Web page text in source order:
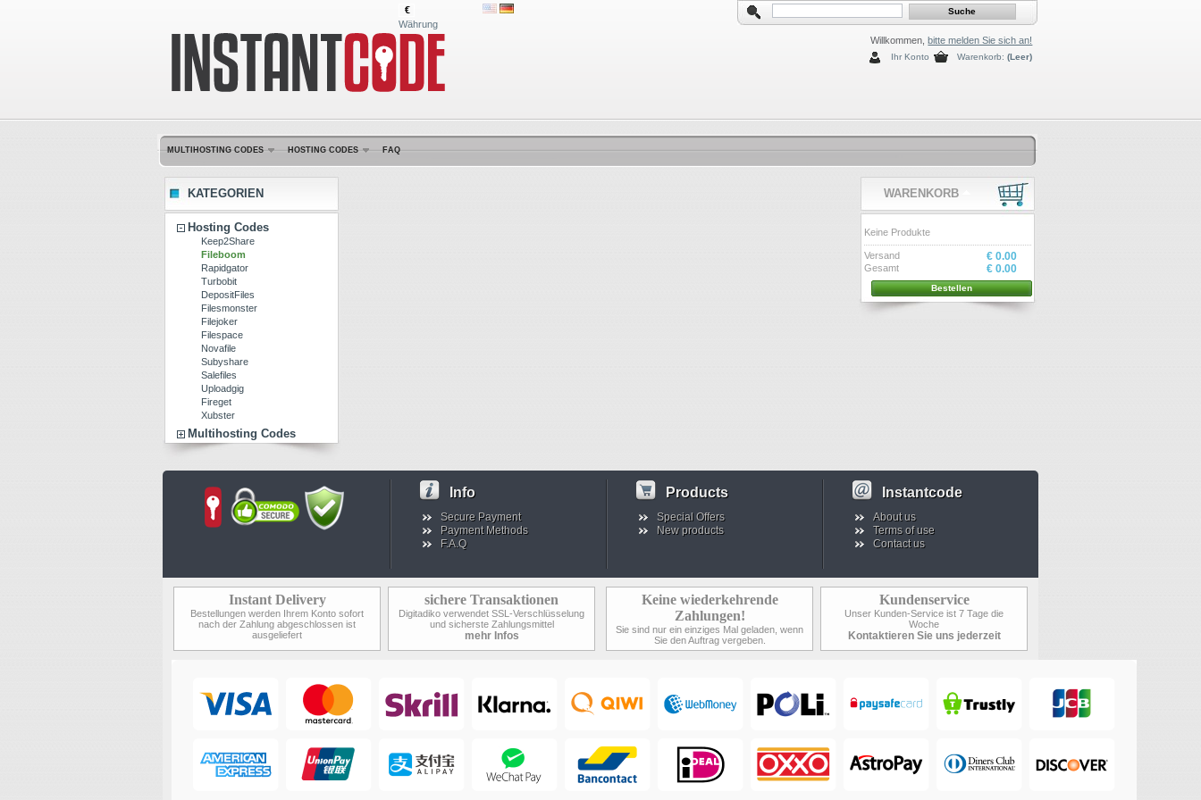
€
Währung
Willkommen,bitte melden Sie sich an!
Warenkorb: (Leer)
Ihr Konto
MULTIHOSTING CODES HOSTING CODES FAQ
KATEGORIEN
Hosting Codes
Keep2Share
Fileboom
Rapidgator
Turbobit
DepositFiles
Filesmonster
Filejoker
Filespace
Novafile
Subyshare
Salefiles
Uploadgig
Fireget
Xubster
Multihosting Codes
WARENKORB
Keine Produkte
Versand € 0.00
Gesamt € 0.00
Bestellen
Info
Secure Payment
Payment Methods
F.A.Q
Products
Special Offers
New products
Instantcode
About us
Terms of use
Contact us
Instant Delivery
Bestellungen werden Ihrem Konto sofort
nach der Zahlung abgeschlossen ist
ausgeliefert
sichere Transaktionen
Digitadiko verwendet SSL-Verschlüsselung
und sicherste Zahlungsmittel
mehr Infos
Keine wiederkehrende
Zahlungen!
Sie sind nur ein einziges Mal geladen, wenn
Sie den Auftrag vergeben.
Kundenservice
Unser Kunden-Service ist 7 Tage die
Woche
Kontaktieren Sie uns jederzeit